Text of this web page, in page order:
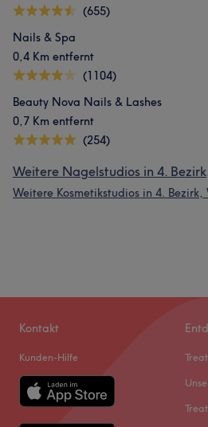
(655)
Nails & Spa
0,4 Km entfernt
(1104)
Beauty Nova Nails & Lashes
0,7 Km entfernt
(254)
Weitere Nagelstudios in 4.
Weitere Kosmetikstudios in 4. Bezirk,
Kontakt
Kunden-Hilfe